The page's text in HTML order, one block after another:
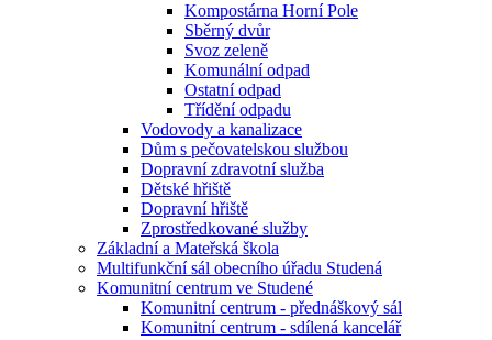
Kompostárna Horní Pole
Sběrný dvůr
Svoz zeleně
Komunální odpad
Ostatní odpad
Třídění odpadu
Vodovody a kanalizace
Dům s pečovatelskou službou
Dopravní zdravotní služba
Dětské hřiště
Dopravní hřiště
Zprostředkované služby
Základní a Mateřská škola
Multifunkční sál obecního úřadu Studená
Komunitní centrum ve Studené
Komunitní centrum - přednáškový sál
Komunitní centrum - sdílená kancelář